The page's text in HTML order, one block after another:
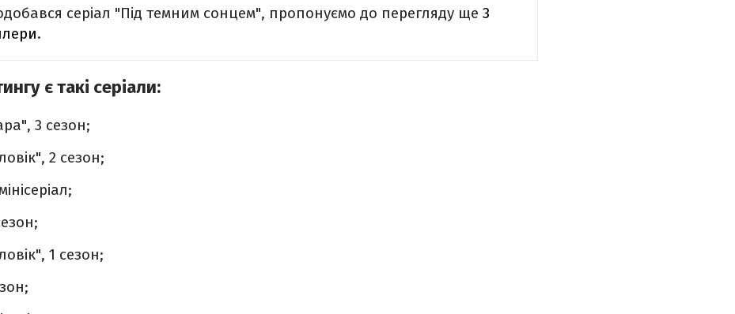
серіал "Під темним сонцем", пропонуємо до перегляду ще 3
.
є такі серіали:
3 сезон;
2 сезон;
1 сезон;